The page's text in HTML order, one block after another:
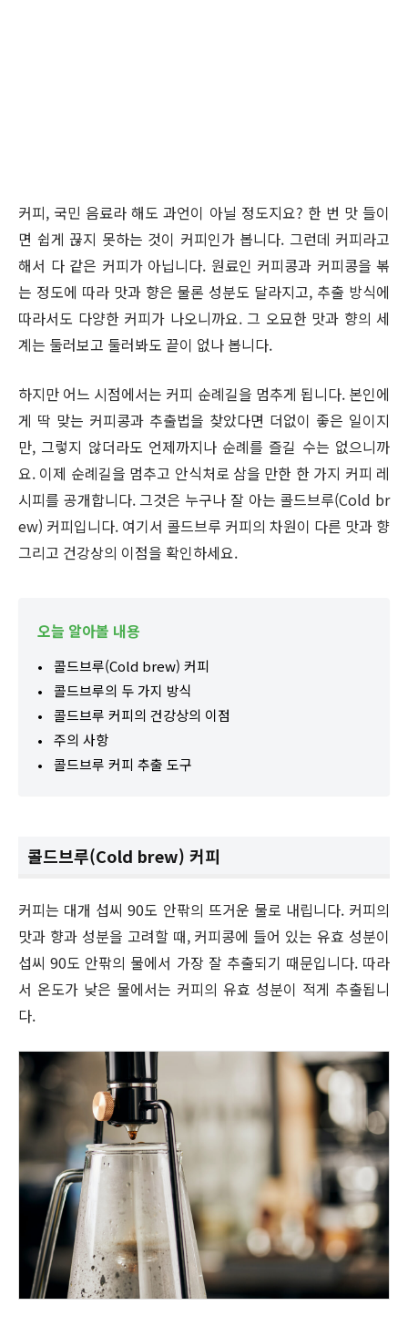
커피, 국민 음료라 해도 과언이 아닐 정도지요? 한 번 맛 들이
면 쉽게 끊지 못하는 것이 커피인가 봅니다. 그런데 커피라고
해서 다 같은 커피가 아닙니다. 원료인 커피콩과 커피콩을 볶
는 정도에 따라 맛과 향은 물론 성분도 달라지고, 추출 방식에
따라서도 다양한 커피가 나오니까요. 그 오묘한 맛과 향의 세
계는 둘러보고 둘러봐도 끝이 없나 봅니다.
하지만 어느 시점에서는 커피 순례길을 멈추게 됩니다. 본인에
게 딱 맞는 커피콩과 추출법을 찾았다면 더없이 좋은 일이지
만, 그렇지 않더라도 언제까지나 순례를 즐길 수는 없으니까
요. 이제 순례길을 멈추고 안식처로 삼을 만한 한 가지 커피 레
시피를 공개합니다. 그것은 누구나 잘 아는 콜드브루(Cold br
ew) 커피입니다. 여기서 콜드브루 커피의 차원이 다른 맛과 향
그리고 건강상의 이점을 확인하세요.
오늘 알아볼 내용
콜드브루(Cold brew) 커피
콜드브루의 두 가지 방식
콜드브루 커피의 건강상의 이점
주의 사항
콜드브루 커피 추출 도구
콜드브루(Cold brew) 커피
커피는 대개 섭씨 90도 안팎의 뜨거운 물로 내립니다. 커피의
맛과 향과 성분을 고려할 때, 커피콩에 들어 있는 유효 성분이
섭씨 90도 안팎의 물에서 가장 잘 추출되기 때문입니다. 따라
서 온도가 낮은 물에서는 커피의 유효 성분이 적게 추출됩니
다.